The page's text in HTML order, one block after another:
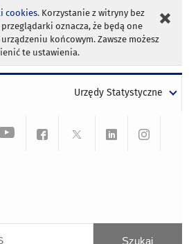
cookies. Korzystanie z witryny bez
oznacza, że będą one
końcowym. Zawsze możesz
te ustawienia.
Urzędy Statystyczne